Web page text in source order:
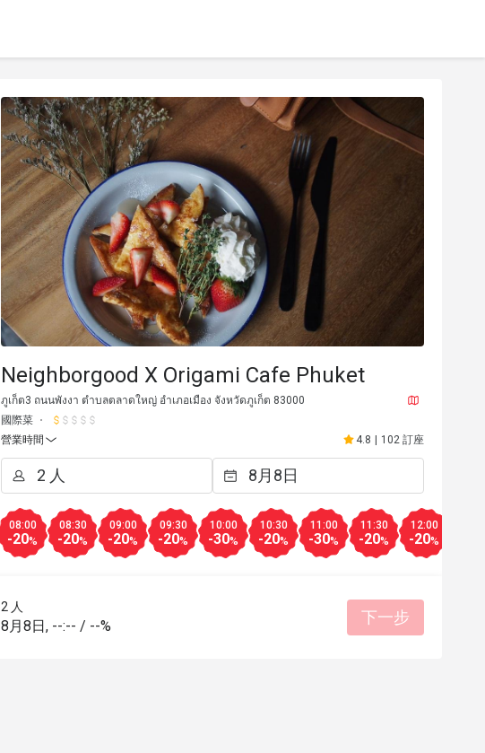
Neighborgood X Origami Cafe Phuket
ภูเก็ต3 ถนนพังงา ตำบลตลาดใหญ่ อำเภอเมือง จังหวัดภูเก็ต 83000
國際菜
營業時間
4.8 | 102 訂座
08:00
-20%
08:30
-20%
09:00
-20%
09:30
-20%
10:00
-30%
10:30
-20%
11:00
-30%
11:30
-20%
12:00
-20%
2 人
8月8日, --:-- / --% 下一步